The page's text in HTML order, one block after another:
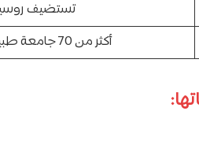
تستضيف روسيا
أكثر من 70 جامعة طبية معتمدة تتيح تخصصات متعددة